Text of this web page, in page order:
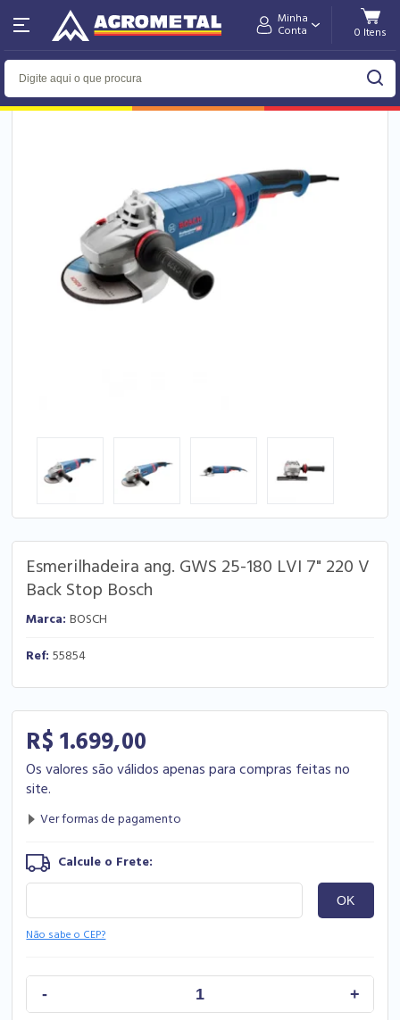
Minha
Conta
Home Departamentos
Esmerilhadeira ang. GWS 25-180 LVI 7" 220 V
Back Stop Bosch
Marca:BOSCH
Ref:55854
R$ 1.699,00
Os valores são válidos apenas para compras feitas no
site.
Não sabe o CEP?